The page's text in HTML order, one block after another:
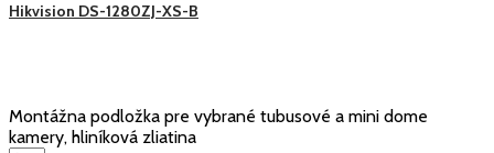
Hikvision DS-1280ZJ-XS-B
Montážna podložka pre vybrané tubusové a mini dome
kamery, hliníková zliatina